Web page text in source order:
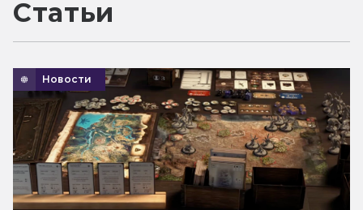
Статьи
Новости